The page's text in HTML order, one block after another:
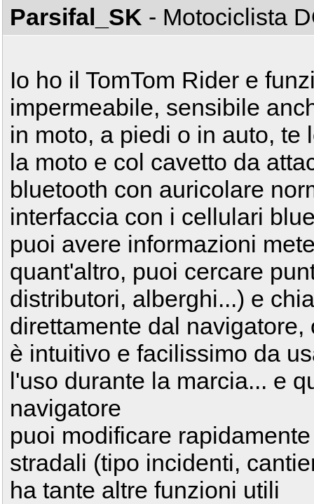
Parsifal_SK - Motociclista
Io ho il TomTom Rider e
impermeabile, sensibile
in moto, a piedi o in auto, te
la moto e col cavetto da
bluetooth con auricolare
interfaccia con i cellulari
puoi avere informazioni
quant'altro, puoi cercare
distributori, alberghi...) e
direttamente dal navigatore,
è intuitivo e facilissimo da
l'uso durante la marcia... e
navigatore
puoi modificare
stradali (tipo incidenti,
ha tante altre funzioni utili